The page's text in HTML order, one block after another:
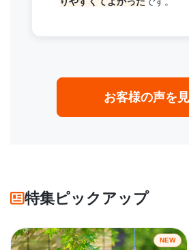
お客様の声を
特集ピックアップ
NEW